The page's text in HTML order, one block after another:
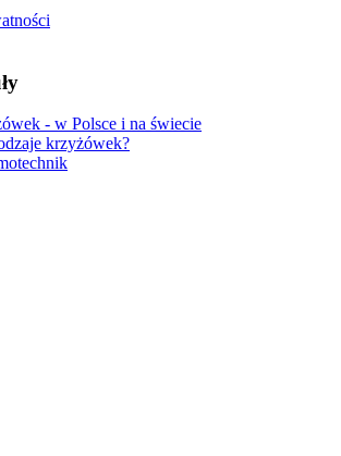
- w Polsce i na świecie
krzyżówek?